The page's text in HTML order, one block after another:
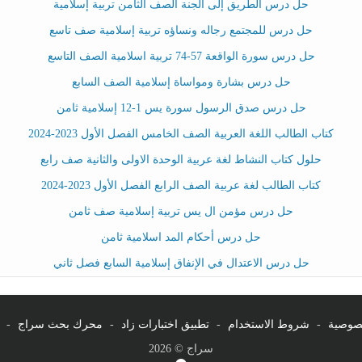
حل درس الطريق إلى الجنة الصف الثامن تربية إسلامية
حل درس للمجتمع رجاله ونساؤه تربية إسلامية صف تاسع
حل درس سورة الواقعة 57-74 تربية اسلامية الصف التاسع
حل درس بشارة ومواساة إسلامية الصف السابع
حل درس صدق الرسول سورة يس 1-12 إسلامية ثامن
كتاب الطالب اللغة العربية الصف الخامس الفصل الأول 2023-2024
حلول كتاب النشاط لغة عربية الوحدة الاولى والثانية صف رابع
كتاب الطالب لغة عربية الصف الرابع الفصل الأول 2023-2024
حل درس مؤمن ال يس تربية إسلامية صف ثامن
حل درس أحكام المد اسلامية ثامن
حل درس الاعتدال في الإنفاق إسلامية السابع فصل ثاني
- شروط الاستخدام - تطبيق اختبارات زاد - محرك بحث سراج -
سراج © 2026